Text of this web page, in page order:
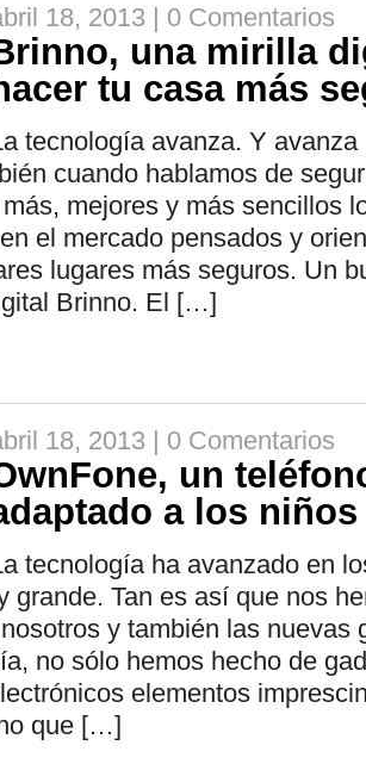
18, 2013 | 0 Comentarios
una mirilla
tu casa más
tecnología avanza. Y avanza
cuando hablamos de
mejores y más sencillos
el mercado pensados y
lugares más seguros. Un
Brinno. El […]
18, 2013 | 0 Comentarios
un
a los niños
tecnología ha avanzado en
grande. Tan es así que nos
y también las nuevas
no sólo hemos hecho de
elementos
que […]